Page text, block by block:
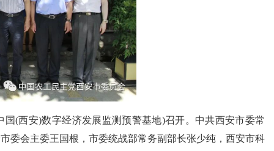
国(西安)数字经济发展监测预警基地)召开。中共西安市委常
委会主委王国根，市委统战部常务副部长张少纯，西安市科